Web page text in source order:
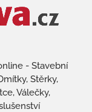
- Stavební
Stěrky,
Válečky,